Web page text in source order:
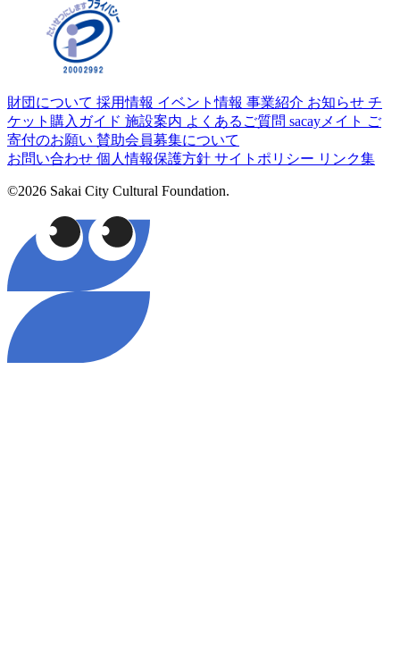
財団について 採用情報 イベント情報 事業紹介 お知らせ チ
ケット購入ガイド 施設案内 よくあるご質問 sacayメイト ご
寄付のお願い 賛助会員募集について
お問い合わせ 個人情報保護方針 サイトポリシー リンク集
©2026 Sakai City Cultural Foundation.